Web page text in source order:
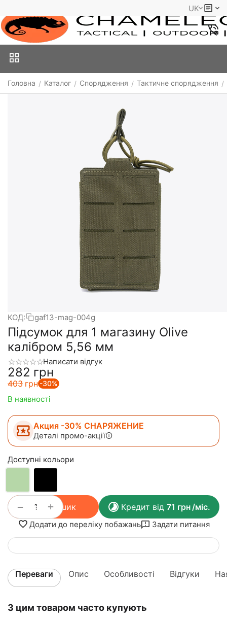
UK
Головна / Каталог / Спорядження / Тактичне спорядження /
КОД: gaf13-mag-004g
Підсумок для 1 магазину Olive
калібром 5,56 мм
Написати відгук
‍282‍ грн
‍403‍ грн -30%
В наявності
Акция -30% СНАРЯЖЕНИЕ
Деталі промо-акції
Доступні кольори
+
− У кошик Кредит від 71 грн/міс.
Додати до переліку побажань Задати питання
Переваги Опис Особливості Відгуки
З цим товаром часто купують